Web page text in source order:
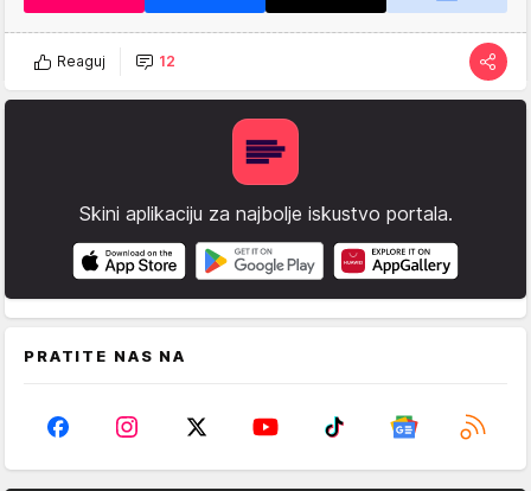
Reaguj 12
Skini aplikaciju za najbolje iskustvo portala.
PRATITE NAS NA